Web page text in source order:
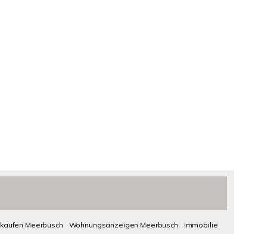
kaufen Meerbusch Wohnungsanzeigen Meerbusch
Immobilie